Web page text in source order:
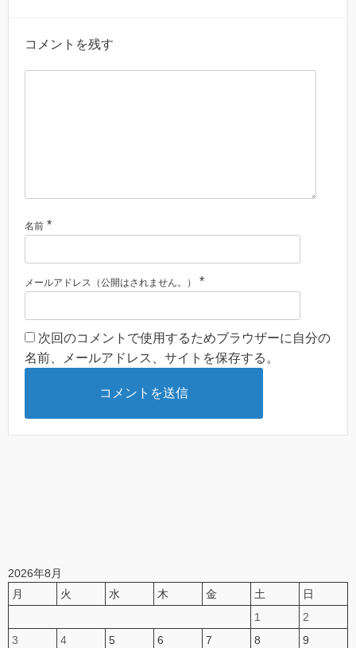
コメントを残す
名前 *
メールアドレス（公開はされません。） *
次回のコメントで使用するためブラウザーに自分の
名前、メールアドレス、サイトを保存する。
2026年8月
月
火 水 木 金 土
日
1
2
3
4 5 6 7 8
9